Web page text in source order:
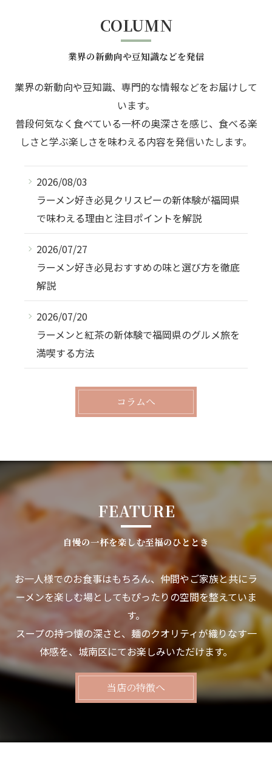
COLUMN
業界の新動向や豆知識などを発信
業界の新動向や豆知識、専門的な情報などをお届けして
います。
普段何気なく食べている一杯の奥深さを感じ、食べる楽
しさと学ぶ楽しさを味わえる内容を発信いたします。
2026/08/03
ラーメン好き必見クリスピーの新体験が福岡県
で味わえる理由と注目ポイントを解説
2026/07/27
ラーメン好き必見おすすめの味と選び方を徹底
解説
2026/07/20
ラーメンと紅茶の新体験で福岡県のグルメ旅を
満喫する方法
コラムへ
自慢の一杯を楽しむ至福のひととき
FEATURE
お一人様でのお食事はもちろん、仲間やご家族と共にラ
ーメンを楽しむ場としてもぴったりの空間を整えていま
す。
スープの持つ懐の深さと、麺のクオリティが織りなす一
体感を、城南区にてお楽しみいただけます。
当店の特徴へ